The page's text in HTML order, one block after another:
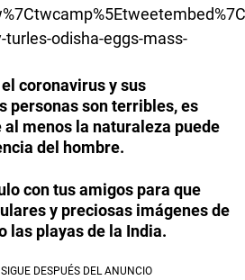
turles-odisha-eggs-mass-
coronavirus y sus
personas son terribles, es
menos la naturaleza puede
del hombre.
con tus amigos para que
y preciosas imágenes de
las playas de la India.